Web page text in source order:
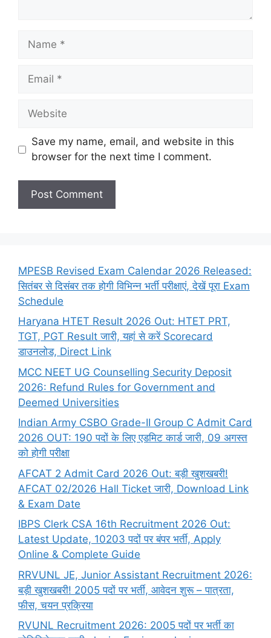
Name
Email
Website
Save my name, email, and website in this
browser for the next time I comment.
MPESB Revised Exam Calendar 2026 Released:
सितंबर से दिसंबर तक होगी विभिन्न भर्ती परीक्षाएं, देखें पूरा Exam
Schedule
Haryana HTET Result 2026 Out: HTET PRT,
TGT, PGT Result जारी, यहां से करें Scorecard
डाउनलोड, Direct Link
MCC NEET UG Counselling Security Deposit
2026: Refund Rules for Government and
Deemed Universities
Indian Army CSBO Grade-II Group C Admit Card
2026 OUT: 190 पदों के लिए एडमिट कार्ड जारी, 09 अगस्त
को होगी परीक्षा
AFCAT 2 Admit Card 2026 Out: बड़ी खुशखबरी!
AFCAT 02/2026 Hall Ticket जारी, Download Link
& Exam Date
IBPS Clerk CSA 16th Recruitment 2026 Out:
Latest Update, 10203 पदों पर बंपर भर्ती, Apply
Online & Complete Guide
RRVUNL JE, Junior Assistant Recruitment 2026:
बड़ी खुशखबरी! 2005 पदों पर भर्ती, आवेदन शुरू – पात्रता,
फीस, चयन प्रक्रिया
RVUNL Recruitment 2026: 2005 पदों पर भर्ती का